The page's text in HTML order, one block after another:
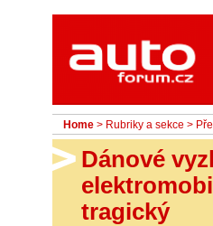
Home > Rubriky a sekce >
Dánové
tragický